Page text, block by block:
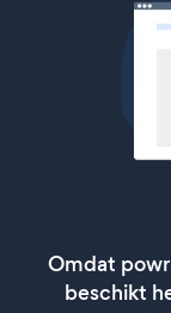
Omdat
beschikt